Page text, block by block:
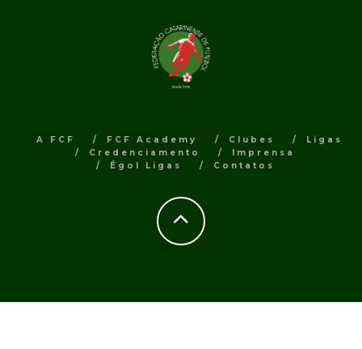
A FCF FCF Academy Clubes
Ligas
Credenciamento
Imprensa
Égol Ligas
Contatos